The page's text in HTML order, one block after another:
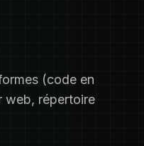
(code en
web, répertoire